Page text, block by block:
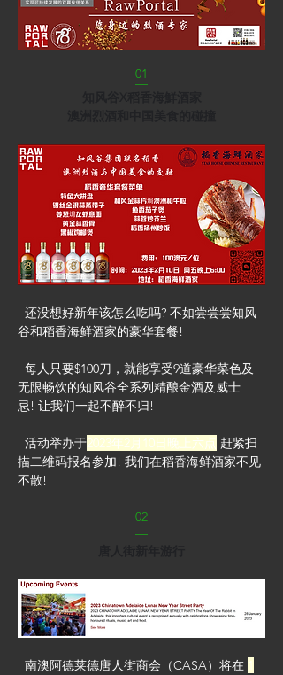
01
—
谷和稻香海鲜酒家的豪华套餐!
无限畅饮的知风谷全系列精酿金酒及威士
忌! 让我们一起不醉不归!
  活动举办于
2023年2月10日晚上六点 赶紧扫
描二维码报名参加! 我们在稻香海鲜酒家不见
不散!
02
—
  南澳阿德莱德唐人街商会（CASA）将在
1